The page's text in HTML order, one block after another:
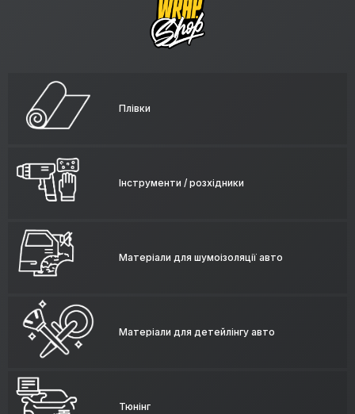
Плівки
Інструменти / розхідники
Матеріали для шумоізоляції авто
Матеріали для детейлінгу авто
Тюнінг